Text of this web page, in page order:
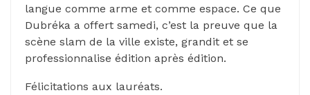
langue comme arme et comme espace. Ce que
Dubréka a offert samedi, c’est la preuve que la
scène slam de la ville existe, grandit et se
professionnalise édition après édition.
Félicitations aux lauréats.